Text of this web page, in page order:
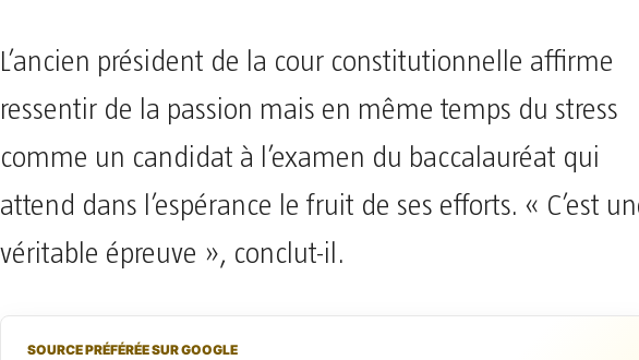
L’ancien président de la cour constitutionnelle affirme
ressentir de la passion mais en même temps du stress
comme un candidat à l’examen du baccalauréat qui
attend dans l’espérance le fruit de ses efforts. « C’est
véritable épreuve », conclut-il.
SOURCE PRÉFÉRÉE SUR GOOGLE